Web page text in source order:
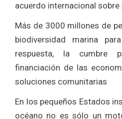
acuerdo internacional
Más de 3000 millones de
biodiversidad marina
respuesta, la cumbre
financiación de las
soluciones comunitarias
En los pequeños Estados
océano no es sólo un